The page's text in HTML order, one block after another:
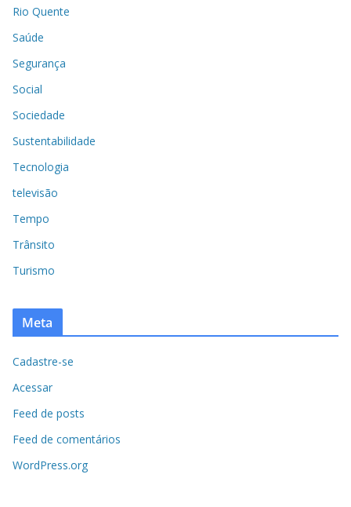
Rio Quente
Saúde
Segurança
Social
Sociedade
Sustentabilidade
Tecnologia
televisão
Tempo
Trânsito
Turismo
Meta
Cadastre-se
Acessar
Feed de posts
Feed de comentários
WordPress.org